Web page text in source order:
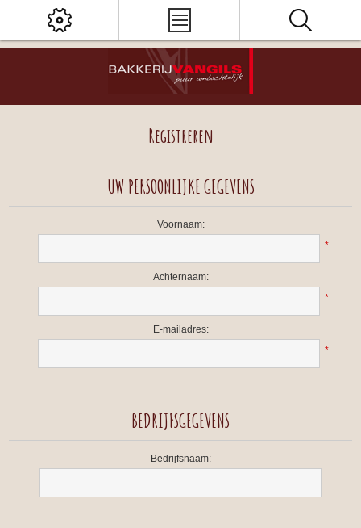
Registreren
UW PERSOONLIJKE GEGEVENS
Voornaam:
*
Achternaam:
*
E-mailadres:
*
BEDRIJFSGEGEVENS
Bedrijfsnaam: